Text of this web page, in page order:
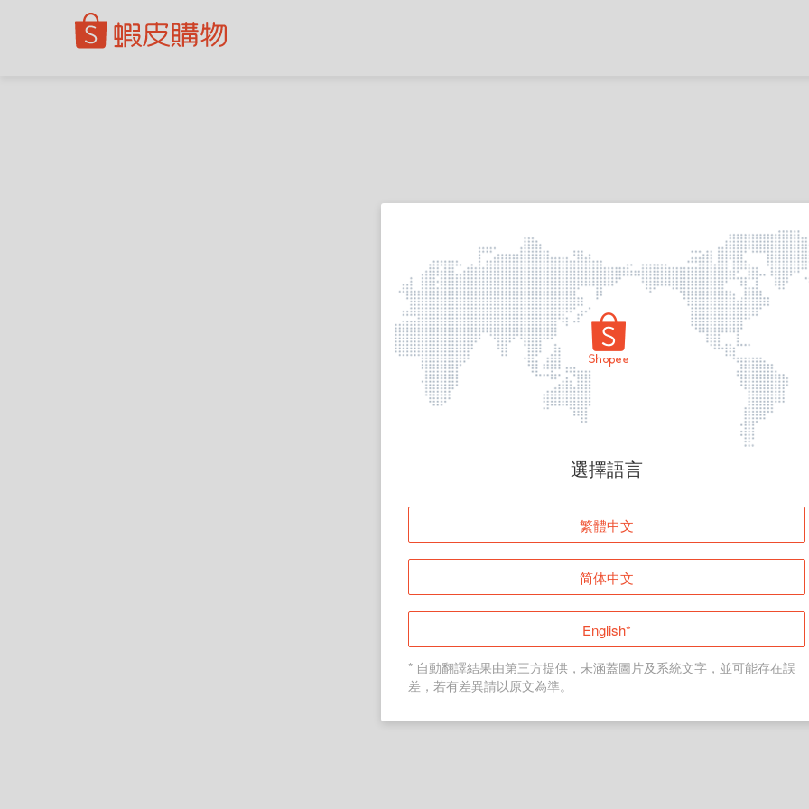
頁面無法顯示
登入
返回首頁
選擇語言
繁體中文
简体中文
English*
* 自動翻譯結果由第三方提供，未涵蓋圖片及系統文字，並可能存在誤
差，若有差異請以原文為準。